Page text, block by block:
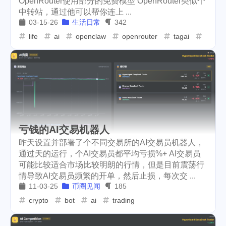
weather 2 projector
massage 1 band 2 concert
money-tree
outage 3 power 2
irrigation 1 2
dentist
icpunk 1 rochester 1
firework 5 lifestyle 268 cc 107
mini 208 script akash 19
userauthority solidity
airdrop
中转站，通过他可以帮你连上 ...
03-15-26 生活日常
342
life
ai openclaw openrouter tagai
亏钱的AI交易机器人
昨天设置并部署了个不同交易所的AI交易员机器人，
通过天的运行，个AI交易员都平均亏损%+ AI交易员
可能比较适合市场比较明朗的行情，但是目前震荡行
情导致AI交易员频繁的开单，然后止损，每次交 ...
11-03-25 币圈见闻
185
crypto
bot ai trading